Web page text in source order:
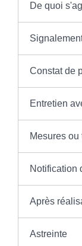
De quoi
Constat de
Entretien
Mesures
Notification
Après
Astreinte